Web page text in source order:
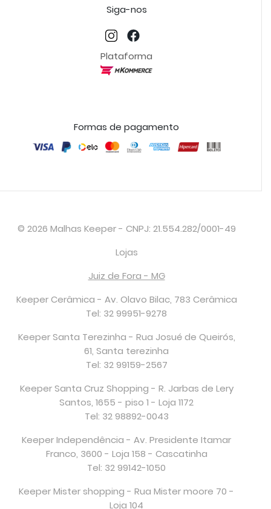
Siga-nos
Plataforma
Formas de pagamento
© 2026 Malhas Keeper - CNPJ: 21.554.282/0001-49
Lojas
Juiz de Fora - MG
Keeper Cerâmica - Av. Olavo Bilac, 783 Cerâmica
Tel: 32 99951-9278
Keeper Santa Terezinha - Rua Josué de Queirós,
61, Santa terezinha
Tel: 32 99159-2567
Keeper Santa Cruz Shopping - R. Jarbas de Lery
Santos, 1655 - piso 1 - Loja 1172
Tel: 32 98892-0043
Keeper Independência - Av. Presidente Itamar
Franco, 3600 - Loja 158 - Cascatinha
Tel: 32 99142-1050
Keeper Mister shopping - Rua Mister moore 70 -
Loja 104